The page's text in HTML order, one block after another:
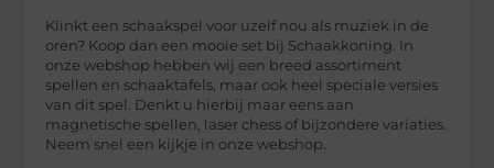
Klinkt een schaakspel voor uzelf nou als muziek in de
oren? Koop dan een mooie set bij Schaakkoning. In
onze webshop hebben wij een breed assortiment
spellen en schaaktafels, maar ook heel speciale versies
van dit spel. Denkt u hierbij maar eens aan
magnetische spellen, laser chess of bijzondere variaties.
Neem snel een kijkje in onze webshop.